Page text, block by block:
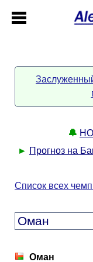
Описание
Прогнозы
🔔
► Прогноз на
Список всех
Оман